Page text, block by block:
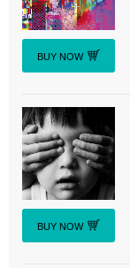
BUY NOW
BUY NOW